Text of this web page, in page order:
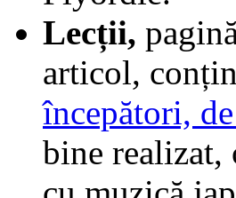
Lecții,
articol,
începători,
bine realizat,